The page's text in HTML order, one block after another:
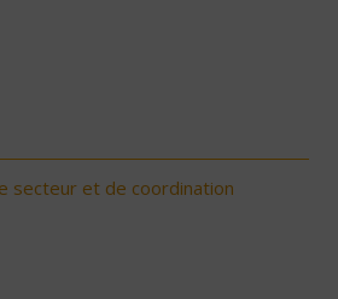
secteur et de coordination